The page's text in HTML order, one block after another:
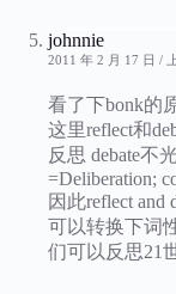
johnnie
2011 年 2 月 17 日 /
看了下bonk的
这里reflect和
反思 debate不
=Deliberation;
因此reflect
可以转换下词
们可以反思21